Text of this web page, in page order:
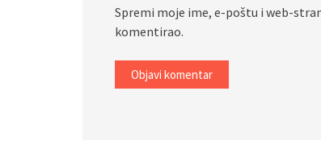
Spremi moje ime, e-poštu i web-
komentirao.